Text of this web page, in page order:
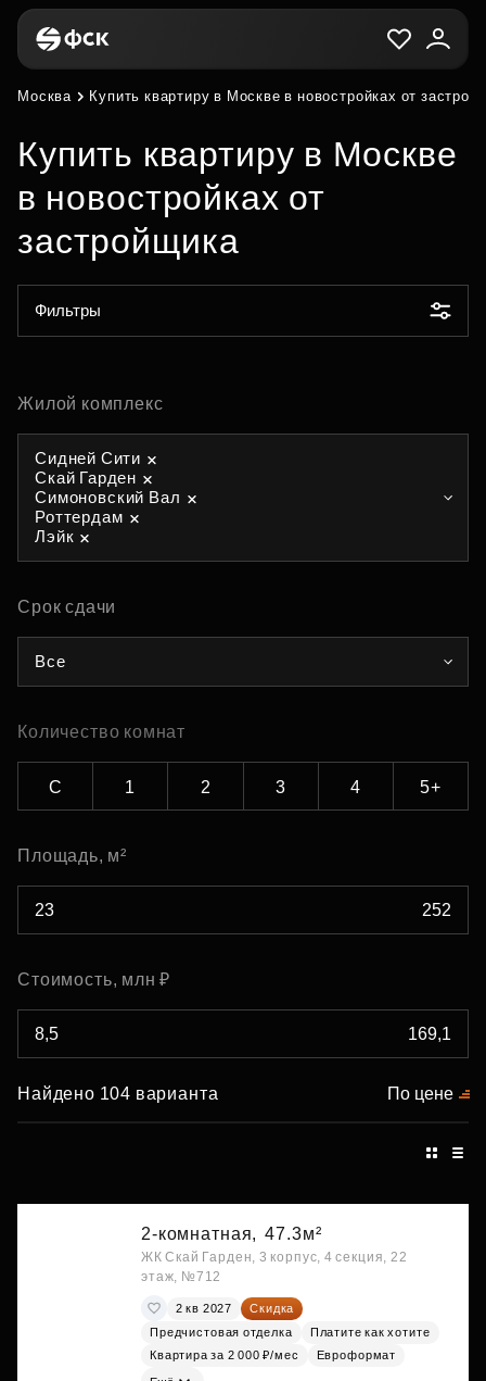
Москва Купить квартиру в Москве в новостройках от
Купить квартиру в Москве
в новостройках от
застройщика
Фильтры
Жилой комплекс
Сидней Сити
Скай Гарден
Симоновский Вал
Роттердам
Лэйк
Срок сдачи
Все
Количество комнат
С 1 2 3 4 5+
Площадь, м²
Стоимость, млн ₽
Найдено 104 варианта По цене
2-комнатная, 47.3м²
ЖК Скай Гарден, 3 корпус, 4 секция, 22
этаж, №712
2 кв 2027
Скидка
Предчистовая отделка
Платите как хотите
Квартира за 2 000 ₽/мес
Евроформат